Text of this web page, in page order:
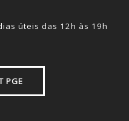
dias úteis das 12h às 19h
PGE